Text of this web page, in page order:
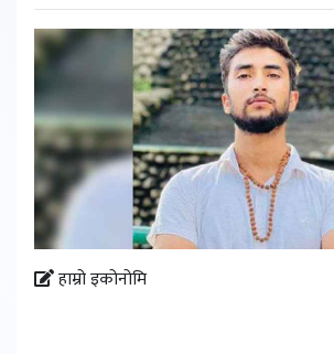
हाम्रो इकोनोमि